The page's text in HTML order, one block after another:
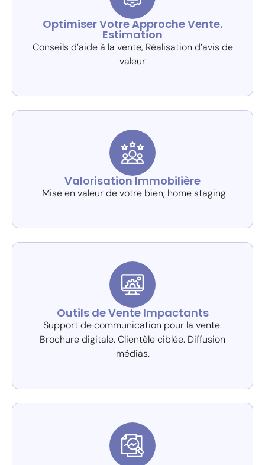
Optimiser Votre Approche Vente.
Estimation
Conseils d’aide à la vente, Réalisation d’avis de
valeur
Valorisation Immobilière
Mise en valeur de votre bien, home staging
Outils de Vente Impactants
Support de communication pour la vente.
Brochure digitale. Clientèle ciblée. Diffusion
médias.